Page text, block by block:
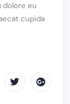
eu
cupida